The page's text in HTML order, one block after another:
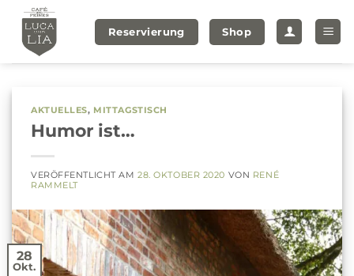
Zum
Inhalt
springen
Reservierung Shop
AKTUELLES, MITTAGSTISCH
Humor ist…
VERÖFFENTLICHT AM28. OKTOBER 2020 VON RENÉ
RAMMELT
28
Okt.